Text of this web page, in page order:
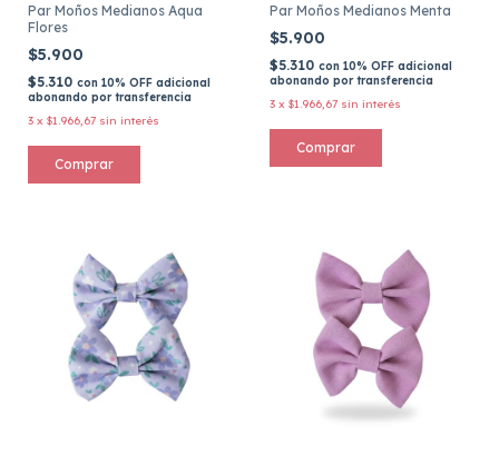
Par Moños Medianos Aqua
Flores
$5.900
$5.310 con 10% OFF adicional
abonando por transferencia
3 x $1.966,67 sin interés
Par Moños Medianos Menta
$5.900
$5.310 con 10% OFF adicional
abonando por transferencia
3 x $1.966,67 sin interés